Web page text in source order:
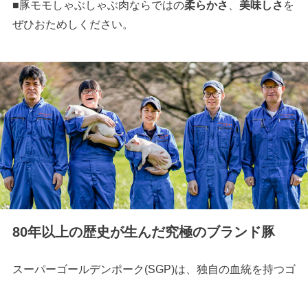
■豚モモしゃぶしゃぶ肉ならではの柔らかさ 美味しさ を
ぜひおためしください。
80年以上の歴史が生んだ究極のブランド豚
スーパーゴールデンポーク(SGP)は、独自の血統を持つゴ